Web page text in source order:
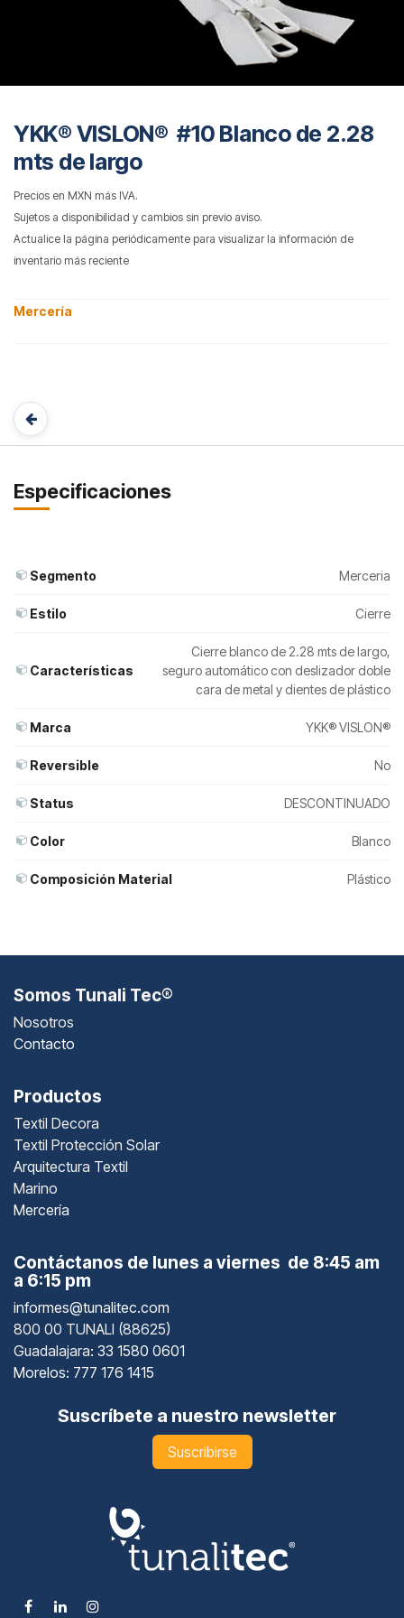
YKK® VISLON® #10 Blanco de 2.28
mts de largo
Precios en MXN más IVA.
Sujetos a disponibilidad y cambios sin previo aviso.
Actualice la página periódicamente para visualizar la información de
inventario más reciente
Mercería
Especificaciones
Segmento Merceria
Estilo Cierre
Características
Cierre blanco de 2.28 mts de largo,
seguro automático con deslizador doble
cara de metal y dientes de plástico
Marca YKK® VISLON®
Reversible No
Status DESCONTINUADO
Color Blanco
Composición Material Plástico
Somos Tunali Tec®
Nosotros
Contacto
Productos
Textil Decora
Textil Protección Solar
Arquitectura Textil
Marino
Mercería
Contáctanos de lunes a viernes de 8:45 am
a 6:15 pm
informes@tunalitec.com
800 00 TUNALI (88625)
Guadalajara: 33 1580 0601
Morelos: 777 176 1415
Suscríbete a nuestro newsletter
Suscribirse